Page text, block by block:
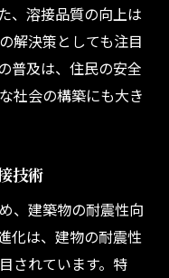
、溶接品質の向上は
解決策としても注目
普及は、住民の安全
社会の構築にも大き
技術
、建築物の耐震性向
化は、建物の耐震性
されています。特